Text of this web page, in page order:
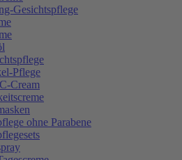
Gesichtspflege
Pflege
Cream
ohne Parabene